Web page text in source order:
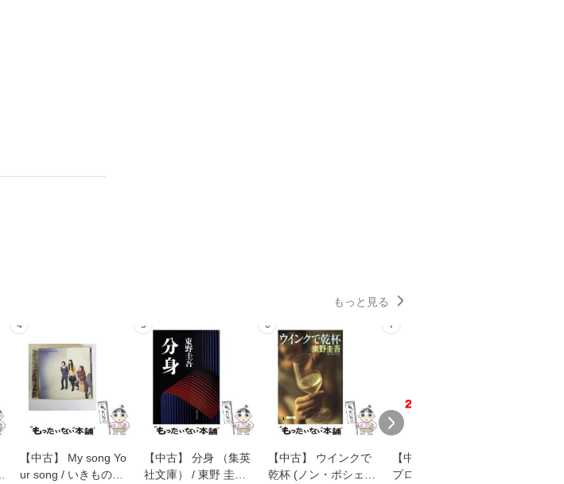
もっと見る
4
【中古】 My song Yo
ur song / いきものが
5
【中古】 分身 （集英
社文庫） / 東野 圭吾 /
6
【中古】 ウインクで
乾杯 (ノン・ポシェッ
7
【中古】 野ブタ。を
プロデュース [DVD-B